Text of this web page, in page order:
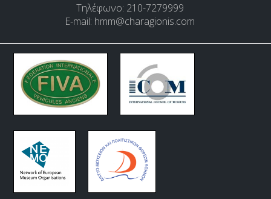
Τηλέφωνο: 210-7279999
E-mail: hmm@charagionis.com